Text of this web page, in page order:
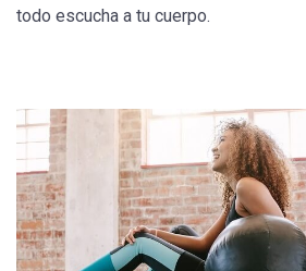
todo escucha a tu cuerpo.